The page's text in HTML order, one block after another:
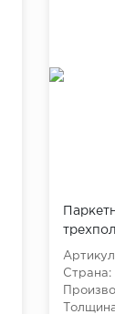
Страна: